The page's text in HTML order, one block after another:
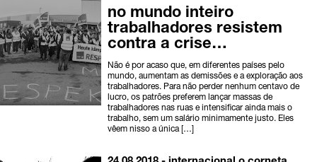
no mundo inteiro
trabalhadores resistem
contra a crise…
Não é por acaso que, em diferentes países pelo
mundo, aumentam as demissões e a exploração aos
trabalhadores. Para não perder nenhum centavo de
lucro, os patrões preferem lançar massas de
trabalhadores nas ruas e intensificar ainda mais o
trabalho, sem um salário minimamente justo. Eles
vêem nisso a única […]